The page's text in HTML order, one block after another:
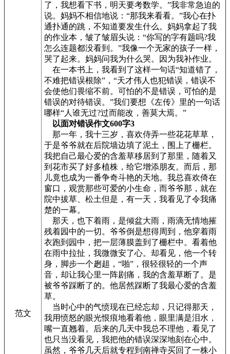
范文
了，我想看下书，明天要考数学。”我非常急迫的
说。妈妈不相信地说：“那我来看看。”我心在扑
通扑通的跳，不知道要发生什么。妈妈拿起了我
的作业本，皱了皱眉头说：“你写的字有题吗?我
怎么连题都没看到。”我像一个无家的孩子一样，
哭了起来。妈妈问我为什么哭。因为我补作业。
在一本书上，我看到了这样一句话“知道错了，
不难把错误根除”，“天才伟人也犯错误，错误不
会使他们畏缩不前。可怕的不是错误，可怕的是
错误的对待错误。”我们要想《左传》里的一句话
哪样“人谁无过?过而能改，善莫大焉。”
以面对错误作文600字3
那一年，我十三岁，喜欢侍弄一些花花草草，
于是爷爷就在后院墙边填了泥土，围上了栅栏。
我把自己最心爱的含羞草移居到了那里，随着又
到花市买了好多植株，给它增添朋友。而后，那
儿竟也成为一番争奇斗艳的天地。我总喜欢倚在
窗口，观赏那些可爱的小生命，而爷爷那，就在
院中拔草、松土但是，有一天，我看见了令我痛
楚的一幕。
那天，也下着雨，是倾盆大雨，雨滴无情地摧
残着园中的一切。爷爷倒是想得周到，他穿着雨
衣跑到园中，把一层薄膜盖到了栅栏中。看着他
在雨中拉扯，我微微安了心。却看见，他一个转
身，脚步一个趔趄，“啪”，很轻很轻的一个声
音，却让我心里一阵剧痛，我的含羞草断了。是
被爷爷踩断了的。他居然踩断了我最心爱的含羞
草。
当时心中的气愤现在已经忘却，只记得那天，
我用愤怒的眼光恨痕地看着他，眼里满是泪水，
嘴一直翘着。后来的几天中我总不理他，看见了
也只当没看见，我把他的错误深深地刻在心中。
虽然，爷爷几天后就专程到南禅寺买回了一株小